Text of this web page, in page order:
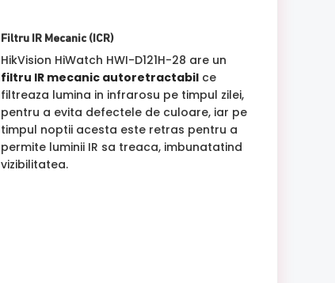
Filtru IR Mecanic (ICR)
HikVision HiWatch HWI-D121H-28 are un
filtru IR mecanic autoretractabilce
filtreaza lumina in infrarosu pe timpul zilei,
pentru a evita defectele de culoare, iar pe
timpul noptii acesta este retras pentru a
permite luminii IR sa treaca, imbunatatind
vizibilitatea.